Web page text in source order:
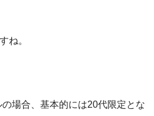
ね。
場合、基本的には20代限定とな